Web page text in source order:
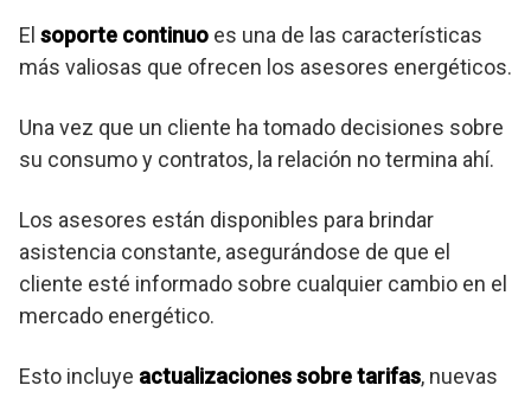
El soporte continuo es una de las características
más valiosas que ofrecen los asesores energéticos.
Una vez que un cliente ha tomado decisiones sobre
su consumo y contratos, la relación no termina ahí.
Los asesores están disponibles para brindar
asistencia constante, asegurándose de que el
cliente esté informado sobre cualquier cambio en el
mercado energético.
Esto incluye actualizaciones sobre tarifas, nuevas